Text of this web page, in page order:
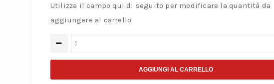
Utilizza il campo qui di seguito per modificare la quantità da
aggiungere al carrello.
Sgorbia
AGGIUNGI AL CARRELLO